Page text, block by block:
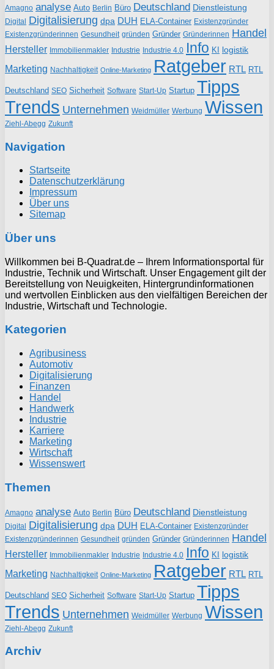
Amagno analyse Auto Berlin Büro Deutschland Dienstleistung
Digital Digitalisierung dpa DUH ELA-Container Existenzgründer
Existenzgründerinnen Gesundheit gründen Gründer Gründerinnen Handel
Hersteller Immobilienmakler Industrie Industrie 4.0 Info KI logistik
Marketing Nachhaltigkeit Online-Marketing Ratgeber RTL RTL
Deutschland SEO Sicherheit Software Start-Up Startup Tipps
Trends Unternehmen Weidmüller Werbung Wissen
Ziehl-Abegg Zukunft
Navigation
Startseite
Datenschutzerklärung
Impressum
Über uns
Sitemap
Über uns
Willkommen bei B-Quadrat.de – Ihrem Informationsportal für
Industrie, Technik und Wirtschaft. Unser Engagement gilt der
Bereitstellung von Neuigkeiten, Hintergrundinformationen
und wertvollen Einblicken aus den vielfältigen Bereichen der
Industrie, Wirtschaft und Technologie.
Kategorien
Agribusiness
Automotiv
Digitalisierung
Finanzen
Handel
Handwerk
Industrie
Karriere
Marketing
Wirtschaft
Wissenswert
Themen
Amagno analyse Auto Berlin Büro Deutschland Dienstleistung
Digital Digitalisierung dpa DUH ELA-Container Existenzgründer
Existenzgründerinnen Gesundheit gründen Gründer Gründerinnen Handel
Hersteller Immobilienmakler Industrie Industrie 4.0 Info KI logistik
Marketing Nachhaltigkeit Online-Marketing Ratgeber RTL RTL
Deutschland SEO Sicherheit Software Start-Up Startup Tipps
Trends Unternehmen Weidmüller Werbung Wissen
Ziehl-Abegg Zukunft
Archiv